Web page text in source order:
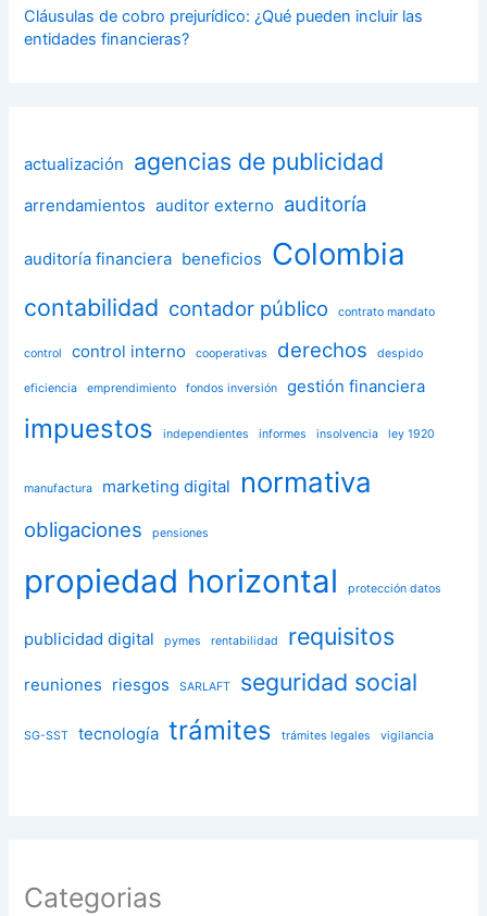
Cláusulas de cobro prejurídico: ¿Qué pueden incluir las
entidades financieras?
actualización agencias de publicidad
arrendamientos auditor externo auditoría
auditoría financiera beneficios Colombia
contabilidad contador público contrato mandato
control control interno cooperativas derechos despido
eficiencia emprendimiento fondos inversión gestión financiera
impuestos independientes informes insolvencia ley 1920
manufactura marketing digital normativa
obligaciones pensiones
propiedad horizontal protección datos
publicidad digital pymes rentabilidad requisitos
reuniones riesgos SARLAFT seguridad social
SG-SST tecnología trámites trámites legales vigilancia
Categorias